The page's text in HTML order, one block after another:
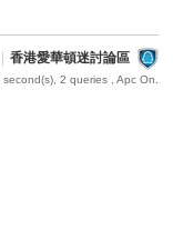
香港愛華頓迷討論區
2 queries , Apc On.